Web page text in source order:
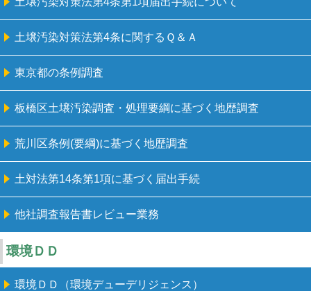
土壌汚染対策法第4条に関するＱ＆Ａ
東京都の条例調査
板橋区土壌汚染調査・処理要綱に基づく地歴調査
荒川区条例(要綱)に基づく地歴調査
土対法第14条第1項に基づく届出手続
他社調査報告書レビュー業務
環境ＤＤ
環境ＤＤ（環境デューデリジェンス）